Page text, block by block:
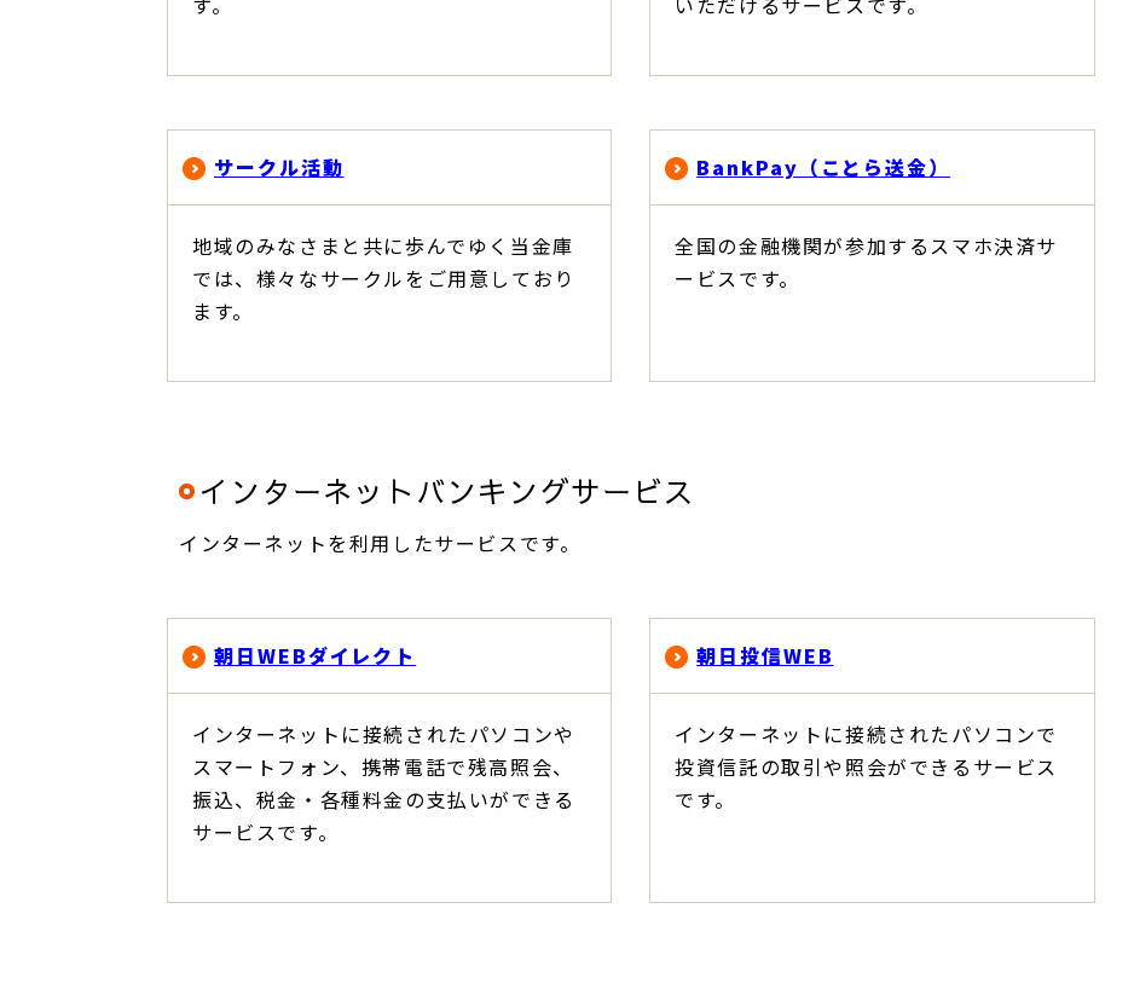
サークル活動
地域のみなさまと共に歩んでゆく当金庫
では、様々なサークルをご用意しており
ます。
BankPay（ことら送金）
全国の金融機関が参加するスマホ決済サ
ービスです。
インターネットバンキングサービス
インターネットを利用したサービスです。
朝日WEBダイレクト
インターネットに接続されたパソコンや
スマートフォン、携帯電話で残高照会、
振込、税金・各種料金の支払いができる
サービスです。
朝日投信WEB
インターネットに接続されたパソコンで
投資信託の取引や照会ができるサービス
です。